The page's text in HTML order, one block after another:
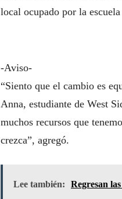
local ocupado por la
-Aviso-
“Siento que el cambio es
Anna, estudiante de West
muchos recursos que
crezca”, agregó.
Lee también: Regresan